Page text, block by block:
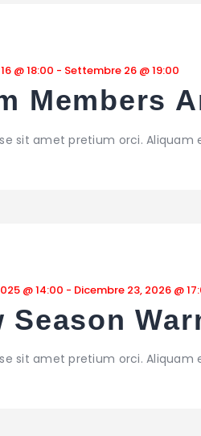
@ 18:00 - Settembre 26 @ 19:00
Members
sit amet pretium orci.
@ 14:00 - Dicembre 23, 2026 @
Season
sit amet pretium orci.